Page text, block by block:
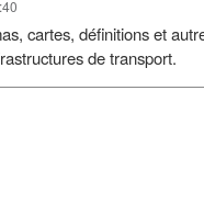
cartes, définitions et
de transport.